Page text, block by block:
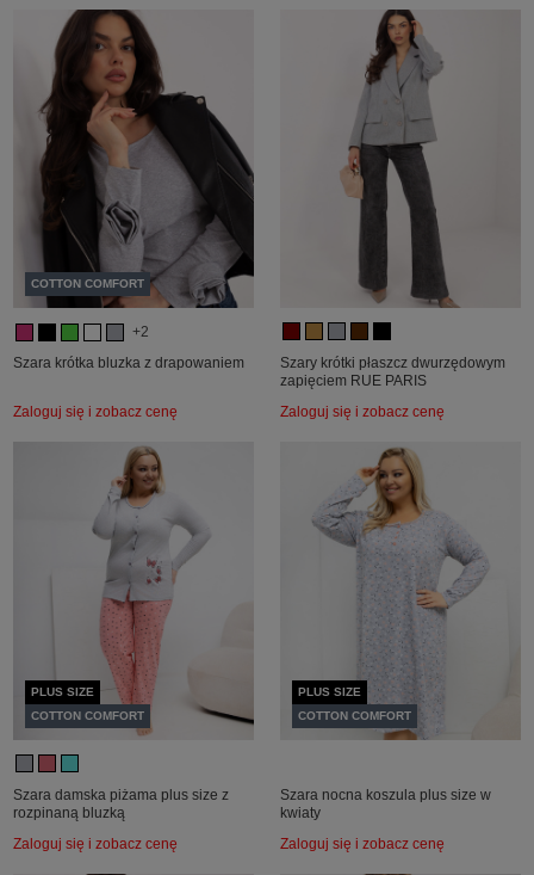
COTTON COMFORT
+2
Szara krótka bluzka z drapowaniem
Zaloguj się i zobacz cenę
Szary krótki płaszcz dwurzędowym
zapięciem RUE PARIS
Zaloguj się i zobacz cenę
PLUS SIZE
COTTON COMFORT
Szara damska piżama plus size z
rozpinaną bluzką
Zaloguj się i zobacz cenę
PLUS SIZE
COTTON COMFORT
Szara nocna koszula plus size w
kwiaty
Zaloguj się i zobacz cenę